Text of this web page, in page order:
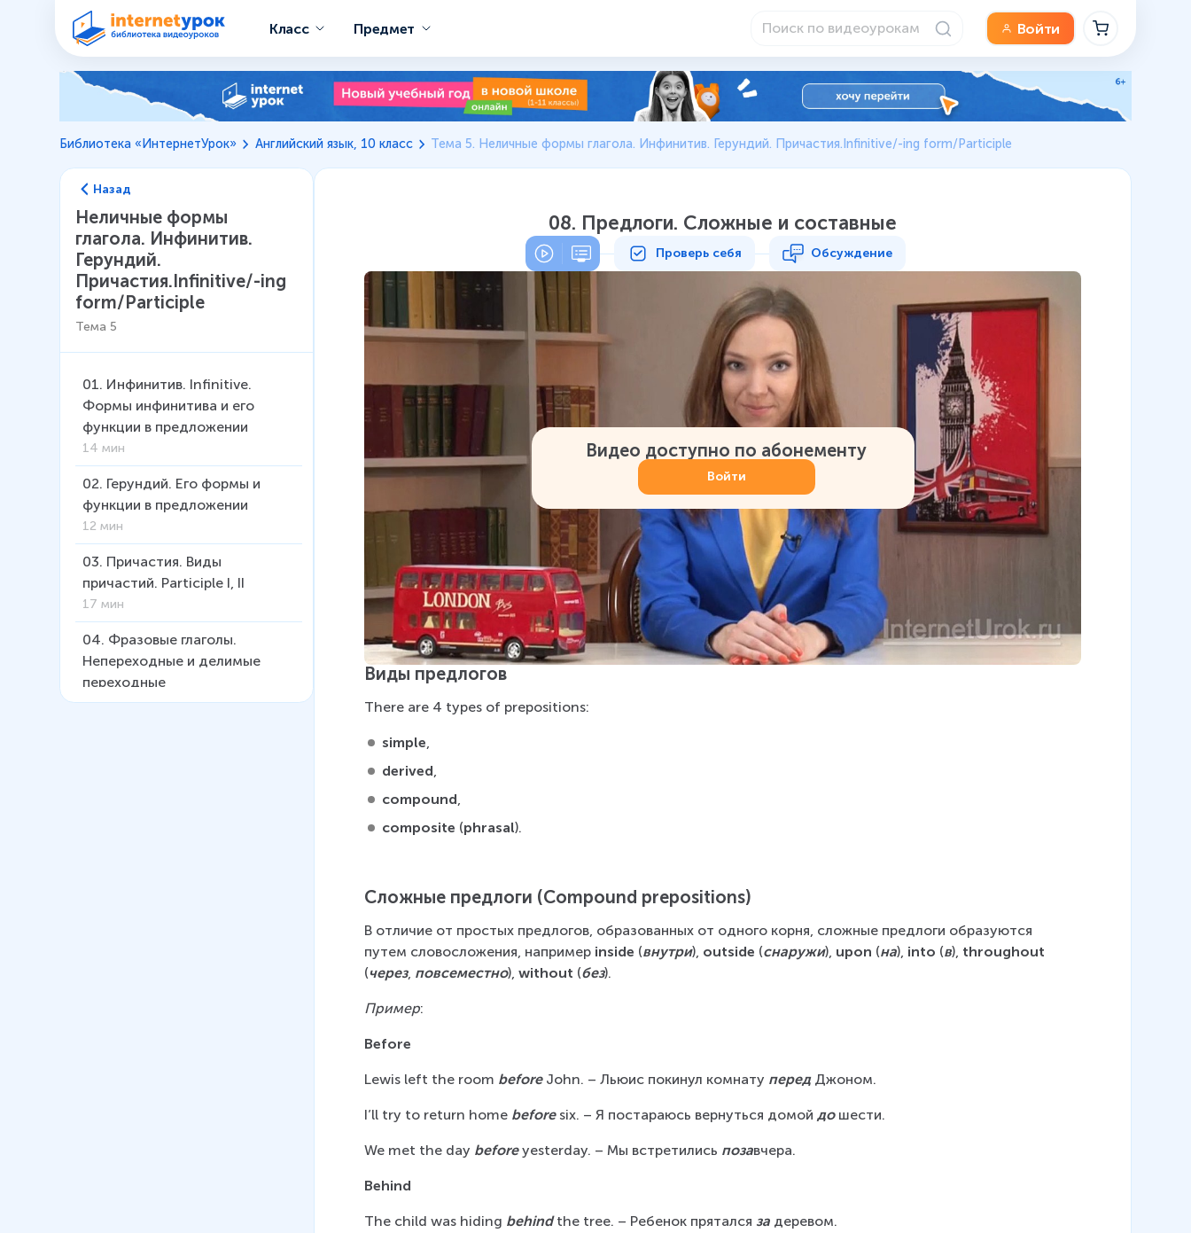
Класс Предмет Войти
Библиотека «ИнтернетУрок» Английский язык, 10 класс Тема 5. Неличные формы глагола. Инфинитив. Герундий. Причастия.Infinitive/-ing form/Participle
Назад
Неличные формы
глагола. Инфинитив.
Герундий.
Причастия.Infinitive/-ing
form/Participle
Тема 5
01. Инфинитив. Infinitive.
Формы инфинитива и его
функции в предложении
14 мин
02. Герундий. Его формы и
функции в предложении
12 мин
03. Причастия. Виды
причастий. Participle I, II
17 мин
04. Фразовые глаголы.
Непереходные и делимые
переходные
13 мин
08. Предлоги. Сложные и составные
Проверь себя Обсуждение
Видео доступно по абонементу
Войти
Виды предлогов
There are 4 types of prepositions:
simple,
derived,
compound,
composite (phrasal).
Сложные предлоги (Compound prepositions)
В отличие от простых предлогов, образованных от одного корня, сложные предлоги образуются
путем словосложения, например inside (внутри), outside (снаружи), upon (на), into (в), throughout
(через, повсеместно), without (без).
Пример:
Before
Lewis left the room before John. – Льюис покинул комнату перед Джоном.
I’ll try to return home before six. – Я постараюсь вернуться домой до шести.
We met the day before yesterday. – Мы встретились позавчера.
Behind
The child was hiding behind the tree. – Ребенок прятался за деревом.